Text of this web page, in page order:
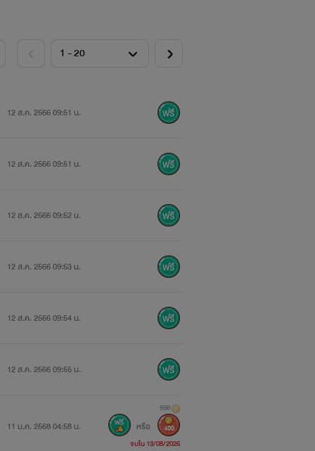
12 ส.ค. 2566 09:51 น.
12 ส.ค. 2566 09:51 น.
12 ส.ค. 2566 09:52 น.
12 ส.ค. 2566 09:53 น.
12 ส.ค. 2566 09:54 น.
12 ส.ค. 2566 09:55 น.
11 ม.ค. 2568 04:58 น.
500
หรือ 400
จบใน 13/08/2026